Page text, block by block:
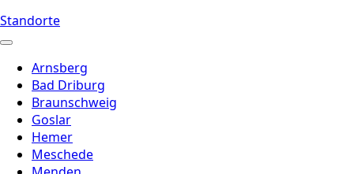
Standorte
Arnsberg
Bad Driburg
Braunschweig
Goslar
Hemer
Meschede